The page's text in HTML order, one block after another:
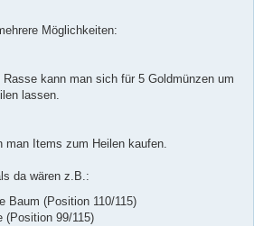
Möglichkeiten:
kann man sich für 5 Goldmünzen um
lassen.
man Items zum Heilen kaufen.
da wären z.B.:
Baum (Position 110/115)
(Position 99/115)